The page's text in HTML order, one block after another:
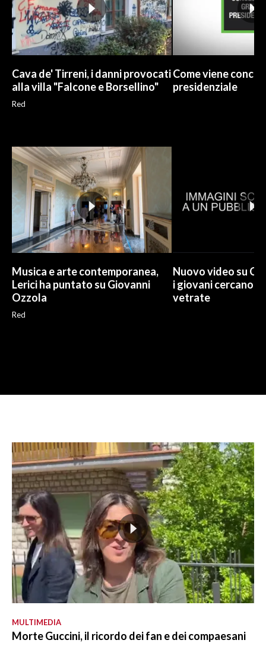
Cava de' Tirreni, i danni provocati
alla villa "Falcone e Borsellino"
Red
Come viene
presidenziale
Musica e arte contemporanea,
Lerici ha puntato su Giovanni
Ozzola
Red
Nuovo video su
i giovani cercano
vetrate
MULTIMEDIA
Morte Guccini, il ricordo dei fan e dei compaesani